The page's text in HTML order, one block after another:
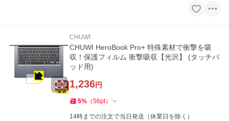
CHUWI
CHUWI HeroBook Pro+ 特殊素材で衝撃を吸
収！保護フィルム 衝撃吸収【光沢】 (タッチパ
ッド用)
1,236円
5% （56pt）
14時までの注文で当日発送（休業日を除く）